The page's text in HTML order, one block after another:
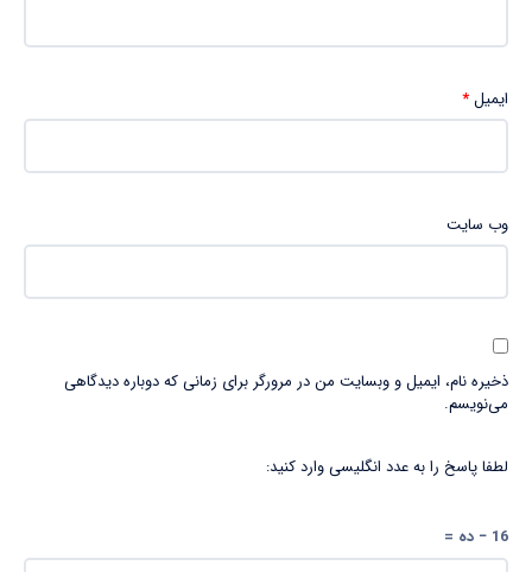
ایمیل*
وب‌ سایت
ذخیره نام، ایمیل و وبسایت من در مرورگر برای زمانی که دوباره دیدگاهی
می‌نویسم.
لطفا پاسخ را به عدد انگلیسی وارد کنید:
16 − ده =